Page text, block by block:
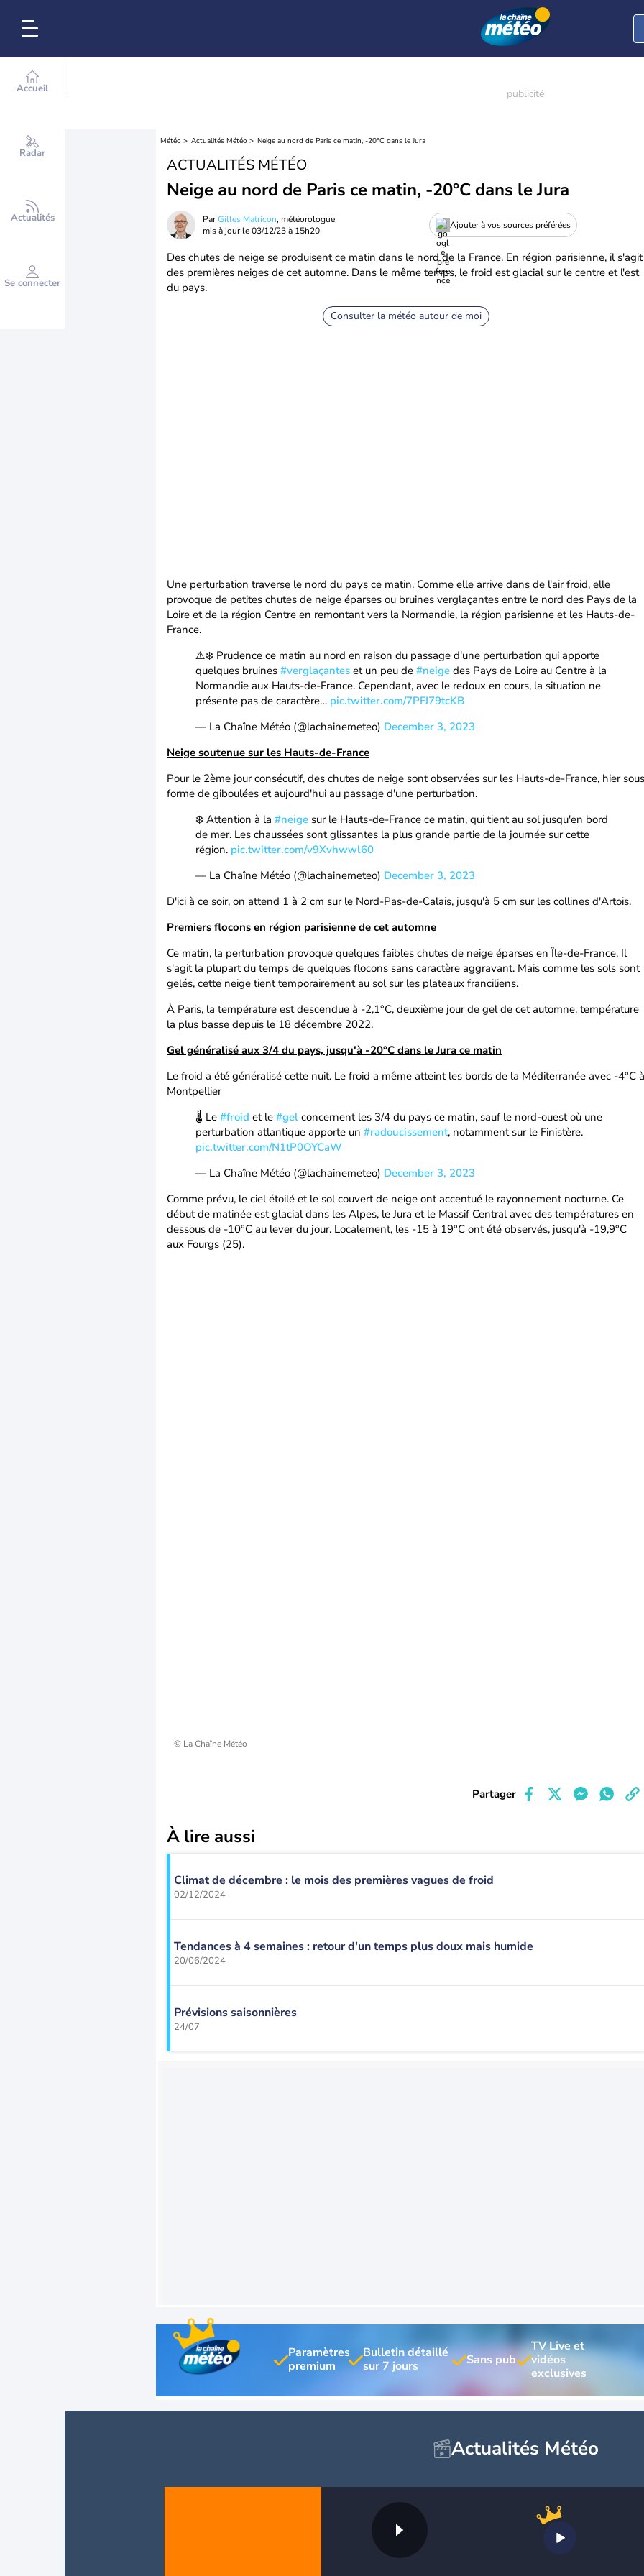
Accueil
Radar
Actualités
Se connecter
Météo Actualités Météo Neige au nord de Paris ce matin, -20°C dans le Jura
ACTUALITÉS MÉTÉO
Neige au nord de Paris ce matin, -20°C dans le Jura
ParGilles Matricon, météorologue
mis à jour le03/12/23 à 15h20
Ajouter à vos sources préférées
Des chutes de neige se produisent ce matin dans le nord de la France. En région parisienne, il s'agit
des premières neiges de cet automne. Dans le même temps, le froid est glacial sur le centre et l'est
du pays.
Consulter la météo autour de moi
Une perturbation traverse le nord du pays ce matin. Comme elle arrive dans de l'air froid, elle
provoque de petites chutes de neige éparses ou bruines verglaçantes entre le nord des Pays de la
Loire et de la région Centre en remontant vers la Normandie, la région parisienne et les Hauts-de-
France.
⚠️❄️ Prudence ce matin au nord en raison du passage d'une perturbation qui apporte
quelques bruines #verglaçantes et un peu de #neige des Pays de Loire au Centre à la
Normandie aux Hauts-de-France. Cependant, avec le redoux en cours, la situation ne
présente pas de caractère… pic.twitter.com/7PFJ79tcKB
— La Chaîne Météo (@lachainemeteo) December 3, 2023
Neige soutenue sur les Hauts-de-France
Pour le 2ème jour consécutif, des chutes de neige sont observées sur les Hauts-de-France, hier sous
forme de giboulées et aujourd'hui au passage d'une perturbation.
❄️ Attention à la #neige sur le Hauts-de-France ce matin, qui tient au sol jusqu'en bord
de mer. Les chaussées sont glissantes la plus grande partie de la journée sur cette
région. pic.twitter.com/v9Xvhwwl60
— La Chaîne Météo (@lachainemeteo) December 3, 2023
D'ici à ce soir, on attend 1 à 2 cm sur le Nord-Pas-de-Calais, jusqu'à 5 cm sur les collines d'Artois.
Premiers flocons en région parisienne de cet automne
Ce matin, la perturbation provoque quelques faibles chutes de neige éparses en Île-de-France. Il
s'agit la plupart du temps de quelques flocons sans caractère aggravant. Mais comme les sols sont
gelés, cette neige tient temporairement au sol sur les plateaux franciliens.
À Paris, la température est descendue à -2,1°C, deuxième jour de gel de cet automne, température
la plus basse depuis le 18 décembre 2022.
Gel généralisé aux 3/4 du pays, jusqu'à -20°C dans le Jura ce matin
Le froid a été généralisé cette nuit. Le froid a même atteint les bords de la Méditerranée avec -4°C à
Montpellier
🌡️ Le #froid et le #gel concernent les 3/4 du pays ce matin, sauf le nord-ouest où une
perturbation atlantique apporte un #radoucissement, notamment sur le Finistère.
pic.twitter.com/N1tP0OYCaW
— La Chaîne Météo (@lachainemeteo) December 3, 2023
Comme prévu, le ciel étoilé et le sol couvert de neige ont accentué le rayonnement nocturne. Ce
début de matinée est glacial dans les Alpes, le Jura et le Massif Central avec des températures en
dessous de -10°C au lever du jour. Localement, les -15 à 19°C ont été observés, jusqu'à -19,9°C
aux Fourgs (25).
© La Chaîne Météo
Partager
À lire aussi
Climat de décembre : le mois des premières vagues de froid
02/12/2024
Tendances à 4 semaines : retour d'un temps plus doux mais humide
20/06/2024
Prévisions saisonnières
24/07
Paramètres
Bulletin détaillé
TV Live et
vidéos
Actualités Météo